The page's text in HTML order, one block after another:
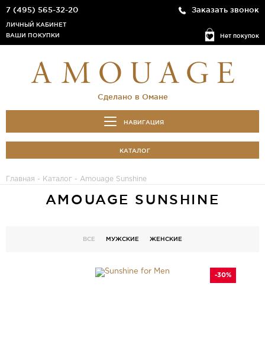
7 (495) 565-32-20 Заказать звонок
Нет покупок
ЛИЧНЫЙ КАБИНЕТ
ВАШИ ПОКУПКИ
Сделано в Омане
НАВИГАЦИЯ
КАТАЛОГ
Главная - Каталог - Amouage Sunshine
AMOUAGE SUNSHINE
ВСЕ МУЖСКИЕ ЖЕНСКИЕ
-30%